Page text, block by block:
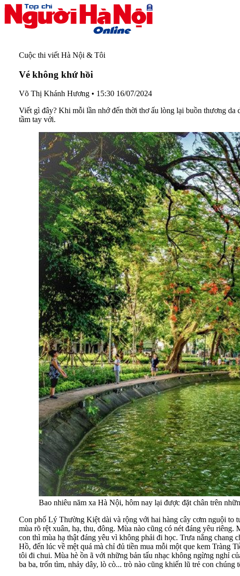
Cuộc thi viết Hà Nội & Tôi
Vé không khứ hồi
Võ Thị Khánh Hương • 15:30 16/07/2024
Viết gì đây? Khi mỗi lần nhớ đến thời thơ ấu lòng lại buồn thương
tầm tay với.
Bao nhiêu năm xa Hà Nội, hôm nay lại được đặt chân trên
Con phố Lý Thường Kiệt dài và rộng với hai hàng cây cơm nguội to
mùa rõ rệt xuân, hạ, thu, đông. Mùa nào cũng có nét đáng yêu
con thì mùa hạ thật đáng yêu vì không phải đi học. Trưa nắng
Hồ, đến lúc về mệt quá mà chỉ đủ tiền mua mỗi một que kem Tràng
tôi đi chui. Mùa hè ồn ã với những bản tấu nhạc không ngừng nghỉ
ba ba, trốn tìm, nhảy dây, lò cò... trò nào cũng khiến lũ trẻ con